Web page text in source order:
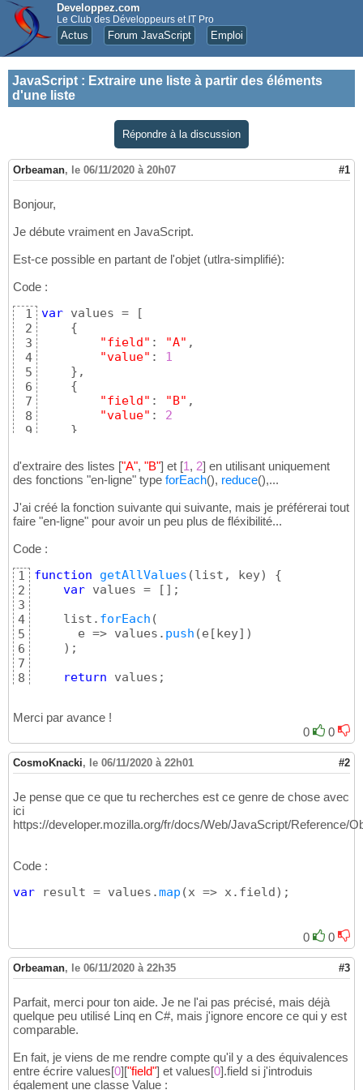
Developpez.com
Le Club des Développeurs et IT Pro
Actus Forum JavaScript Emploi
JavaScript : Extraire une liste à partir des éléments
d'une liste
Répondre à la discussion
Orbeaman, le 06/11/2020 à 20h07 #1
Bonjour,
Je débute vraiment en JavaScript.
Est-ce possible en partant de l'objet (utlra-simplifié):
Code :
1
2
3
4
5
6
7
8
9
var values =
[
{
"field" : "A" ,
"value" : 1
} ,
{
"field" : "B" ,
"value" : 2
}
d'extraire des listes ["A", "B"] et [1, 2] en utilisant uniquement
des fonctions "en-ligne" type forEach(), reduce(),...
J'ai créé la fonction suivante qui suivante, mais je préférerai tout
faire "en-ligne" pour avoir un peu plus de fléxibilité...
Code :
1
2
3
4
5
6
7
8
function getAllValues (list, key)
{
var values = [ ] ;
    list.
forEach (
      e => values.
push (e [ key] )
) ;
return
Merci par avance !
0
0
CosmoKnacki, le 06/11/2020 à 22h01 #2
Je pense que ce que tu recherches est ce genre de chose avec
ici
https://developer.mozilla.org/fr/docs/Web/JavaScript/Reference/
Code :
var result = values.map (x => x.field ) ;
0 0
Orbeaman, le 06/11/2020 à 22h35 #3
Parfait, merci pour ton aide. Je ne l'ai pas précisé, mais déjà
quelque peu utilisé Linq en C#, mais j'ignore encore ce qui y est
comparable.
En fait, je viens de me rendre compte qu'il y a des équivalences
entre écrire values[0]["field"] et values[0].field si j'introduis
également une classe Value :